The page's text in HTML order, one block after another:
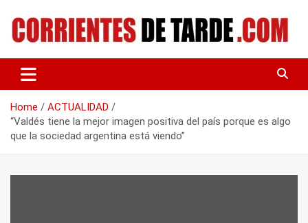
content
CORRIENTES DE TARDE
Home
ACTUALIDAD
“Valdés tiene la mejor imagen positiva del país porque es algo
que la sociedad argentina está viendo”